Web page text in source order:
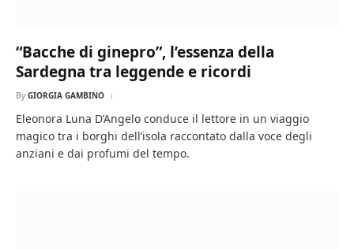
“Bacche di ginepro”, l’essenza della
Sardegna tra leggende e ricordi
By GIORGIA GAMBINO
Eleonora Luna D’Angelo conduce il lettore in un viaggio
magico tra i borghi dell’isola raccontato dalla voce degli
anziani e dai profumi del tempo.